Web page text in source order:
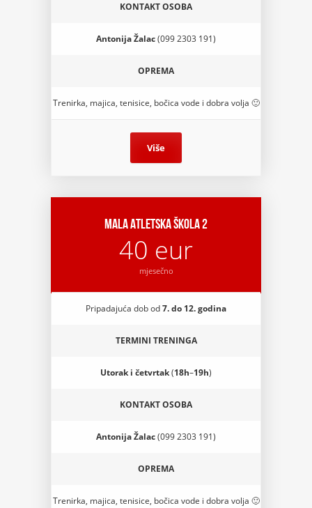
KONTAKT OSOBA
Antonija Žalac(099 2303 191)
OPREMA
Trenirka, majica, tenisice, bočica vode i dobra volja 🙂
Više
Mala Atletska škola 2
40 eur
mjesečno
Pripadajuća dobod7. do 12. godina
TERMINI TRENINGA
Utorak i četvrtak(18h–19h)
KONTAKT OSOBA
Antonija Žalac(099 2303 191)
OPREMA
Trenirka, majica, tenisice, bočica vode i dobra volja 🙂